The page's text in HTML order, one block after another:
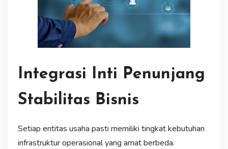
Integrasi Inti Penunjang
Stabilitas Bisnis
Setiap entitas usaha pasti memiliki tingkat kebutuhan
infrastruktur operasional yang amat berbeda.